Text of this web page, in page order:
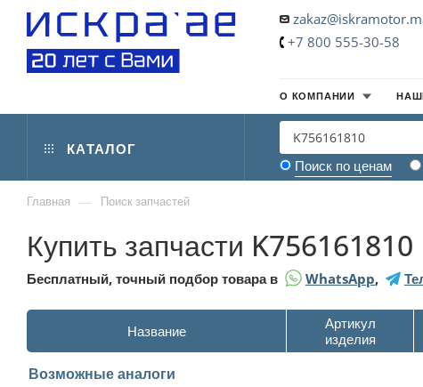
+7 800 555-30-58
О КОМПАНИИ
КАТАЛОГ
Поиск по ценам
Главная — Поиск запчастей
Купить запчасти K756161810
Бесплатный, точный подбор товара в WhatsApp,
Название
Артикул
изделия
Возможные аналоги